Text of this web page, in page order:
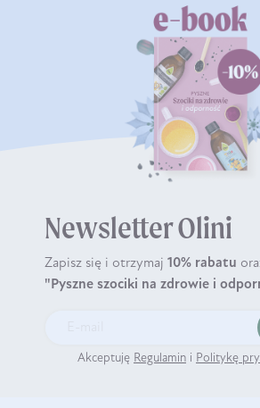
Newsletter Olini
Zapisz się i otrzymaj 10% rabatu
"Pyszne szociki na zdrowie i
Akceptuję Regulamin i Politykę